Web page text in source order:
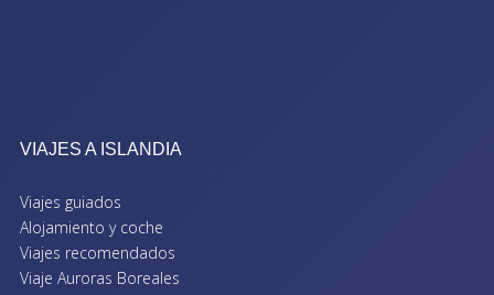
VIAJES A ISLANDIA
Viajes guiados
Alojamiento y coche
Viajes recomendados
Viaje Auroras Boreales